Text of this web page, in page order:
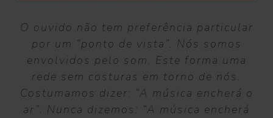
O ouvido não tem preferência particular
por um “ponto de vista”. Nós somos
envolvidos pelo som. Este forma uma
rede sem costuras em torno de nós.
Costumamos dizer: “A música encherá o
ar”. Nunca dizemos: “A música encherá